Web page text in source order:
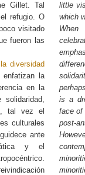
Gillet. Tal
refugio. O
visitado
fueron las
diversidad
enfatizan la
en la
tal vez el
culturales
ante
y el
little
which
is a
face of
post-